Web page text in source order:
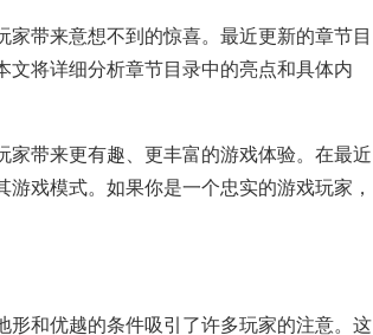
带来意想不到的惊喜。最近更新的章节目
将详细分析章节目录中的亮点和具体内
带来更有趣、更丰富的游戏体验。在最近
戏模式。如果你是一个忠实的游戏玩家，
和优越的条件吸引了许多玩家的注意。这